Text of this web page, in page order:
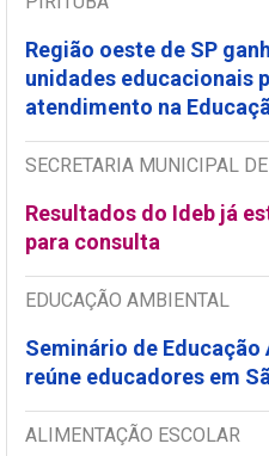
Região oeste de SP
unidades educacionais
atendimento na
SECRETARIA MUNICIPAL
Resultados do Ideb já
para consulta
EDUCAÇÃO AMBIENTAL
Seminário de Educação
reúne educadores em
ALIMENTAÇÃO ESCOLAR